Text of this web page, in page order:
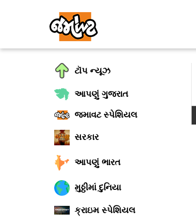
ટૉપ ન્યૂઝ
આપણું ગુજરાત
જમાવટ સ્પેશિયલ
સરકાર
આપણું ભારત
મુઠ્ઠીમાં દુનિયા
ક્રાઇમ સ્પેશિયલ